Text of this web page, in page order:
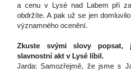
a cenu v Lysé nad Labem při
obdržíte. A pak už se jen
významného ocenění.
Zkuste svými slovy popsat,
lavnostní akt v Lysé líbil.
Jarda: Samozřejmě, že jsme s